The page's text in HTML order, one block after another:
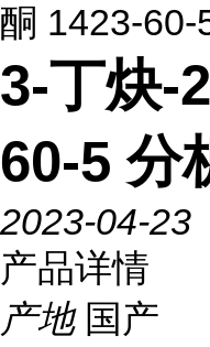
酮 1423-60-
3-丁炔-
60-5 分
2023-04-23
产品详情
产地 国产